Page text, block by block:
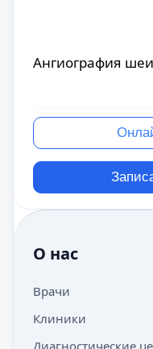
Ангиография шеи
О нас
Врачи
Клиники
Диагностические